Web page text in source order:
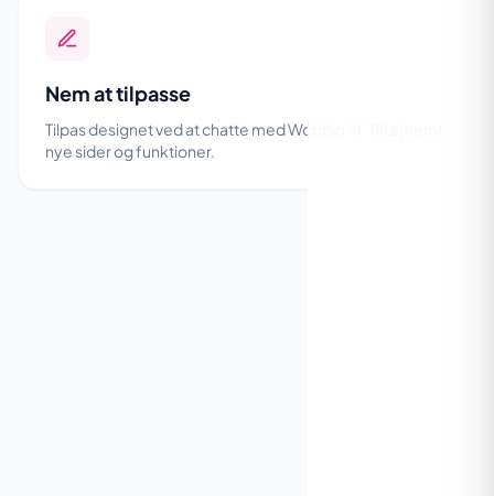
Nem at tilpasse
Tilpas designet ved at chatte med Wobbio AI. Tilføj nemt
nye sider og funktioner.